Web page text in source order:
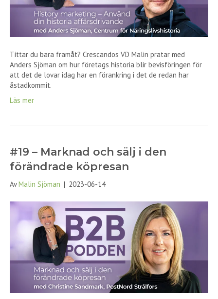
Tittar du bara framåt? Crescandos VD Malin pratar med
Anders Sjöman om hur företags historia blir bevisföringen för
att det de lovar idag har en förankring i det de redan har
åstadkommit.
Läs mer
#19 – Marknad och sälj i den
förändrade köpresan
AvMalin Sjöman | 2023-06-14